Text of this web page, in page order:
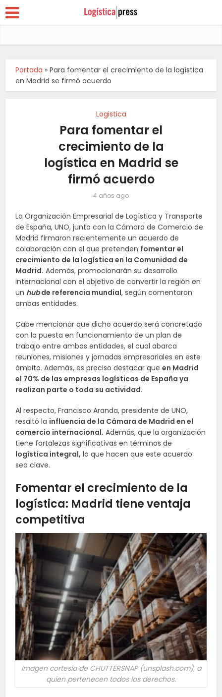
Portada »Para fomentar el crecimiento de la logística
en Madrid se firmó acuerdo
Logistica
Para fomentar el
crecimiento de la
logística en Madrid se
firmó acuerdo
4 años ago
La Organización Empresarial de Logística y Transporte
de España, UNO, junto con la Cámara de Comercio de
Madrid firmaron recientemente un acuerdo de
colaboración con el que pretenden fomentar el
crecimiento de la logística en la Comunidad de
Madrid. Además, promocionarán su desarrollo
internacional con el objetivo de convertir la región en
un hubde referencia mundial, según comentaron
ambas entidades.
Cabe mencionar que dicho acuerdo será concretado
con la puesta en funcionamiento de un plan de
trabajo entre ambas entidades, el cual abarca
reuniones, misiones y jornadas empresariales en este
ámbito. Además, es preciso destacar queen Madrid
el 70% de las empresas logísticas de España ya
realizan parte o toda su actividad.
Al respecto, Francisco Aranda, presidente de UNO,
resaltó la influencia de la Cámara de Madrid en el
comercio internacional. Además, que la organización
tiene fortalezas significativas en términos de
logística integral, lo que hacen que este acuerdo
sea clave.
Fomentar el crecimiento de la
logística: Madrid tiene ventaja
competitiva
Imagen cortesía de CHUTTERSNAP (unsplash.com), a
quien pertenecen todos los derechos.